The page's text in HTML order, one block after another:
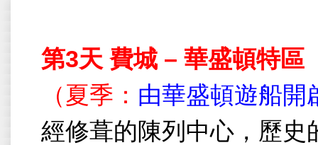
第3天 費城 – 華盛頓特區
（夏季： 由華盛頓遊船開
經修葺的陳列中心，歷史